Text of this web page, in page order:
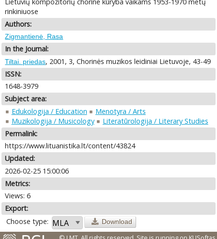
rinkiniuose
Authors:
Zigmantienė, Rasa
In the Journal:
Tiltai. priedas, 2001, 3, Chorinės muzikos leidiniai Lietuvoje, 43-49
ISSN:
1648-3979
Subject area:
Edukologija / Education
Menotyra / Arts
Muzikologija / Musicology
Literatūrologija / Literary Studies
Permalink:
https://www.lituanistika.lt/content/43824
Updated:
2026-02-25 15:00:06
Metrics:
Views: 6
Export:
Choose type:
Download